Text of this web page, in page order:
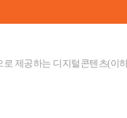
제공하는 디지털콘텐츠(이